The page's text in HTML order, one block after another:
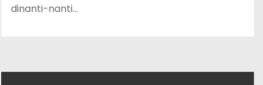
dinanti-nanti…